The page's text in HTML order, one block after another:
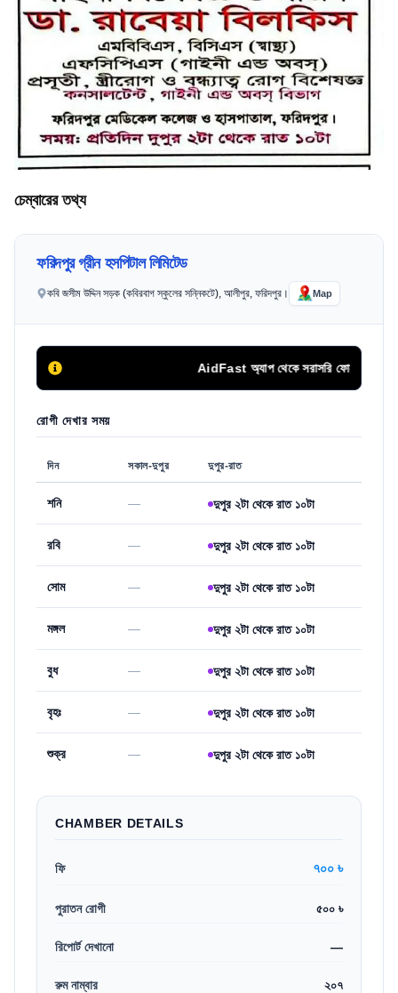
চেম্বারের তথ্য
ফরিদপুর গ্রীন হসপিটাল লিমিটেড
কবি জসীম উদ্দিন সড়ক (কবিরবাগ স্কুলের সন্নিকটে), আলীপুর, ফরিদপুর। Map
AidFast অ্যাপ থেকে সরাসরি ফোন কলের
রোগী দেখার সময়
দিন সকাল-দুপুর দুপুর-রাত
শনি — দুপুর ২টা থেকে রাত ১০টা
রবি — দুপুর ২টা থেকে রাত ১০টা
সোম — দুপুর ২টা থেকে রাত ১০টা
মঙ্গল — দুপুর ২টা থেকে রাত ১০টা
বুধ — দুপুর ২টা থেকে রাত ১০টা
বৃহঃ — দুপুর ২টা থেকে রাত ১০টা
শুক্র — দুপুর ২টা থেকে রাত ১০টা
CHAMBER DETAILS
ফি ৭০০ ৳
পুরাতন রোগী ৫০০ ৳
রিপোর্ট দেখানো —
রুম নাম্বার ২০৭